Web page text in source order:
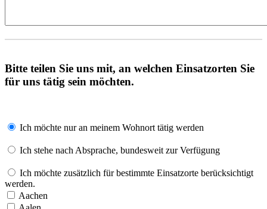
Bitte teilen Sie uns mit, an welchen Einsatzorten Sie
für uns tätig sein möchten.
Ich möchte nur an meinem Wohnort tätig werden
Ich stehe nach Absprache, bundesweit zur Verfügung
Ich möchte zusätzlich für bestimmte Einsatzorte berücksichtigt
werden.
Aachen